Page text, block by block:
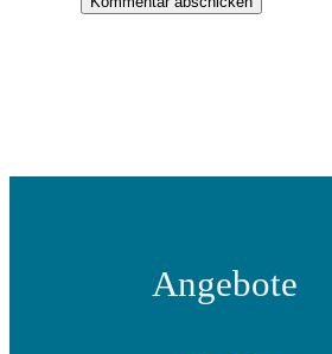
Angebote